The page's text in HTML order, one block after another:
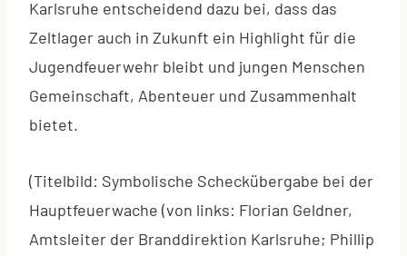
Karlsruhe entscheidend dazu bei, dass das
Zeltlager auch in Zukunft ein Highlight für die
Jugendfeuerwehr bleibt und jungen Menschen
Gemeinschaft, Abenteuer und Zusammenhalt
bietet.
(Titelbild: Symbolische Scheckübergabe bei der
Hauptfeuerwache (von links: Florian Geldner,
Amtsleiter der Branddirektion Karlsruhe; Phillip